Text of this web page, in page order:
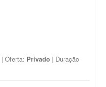
| Oferta: Privado | Duração